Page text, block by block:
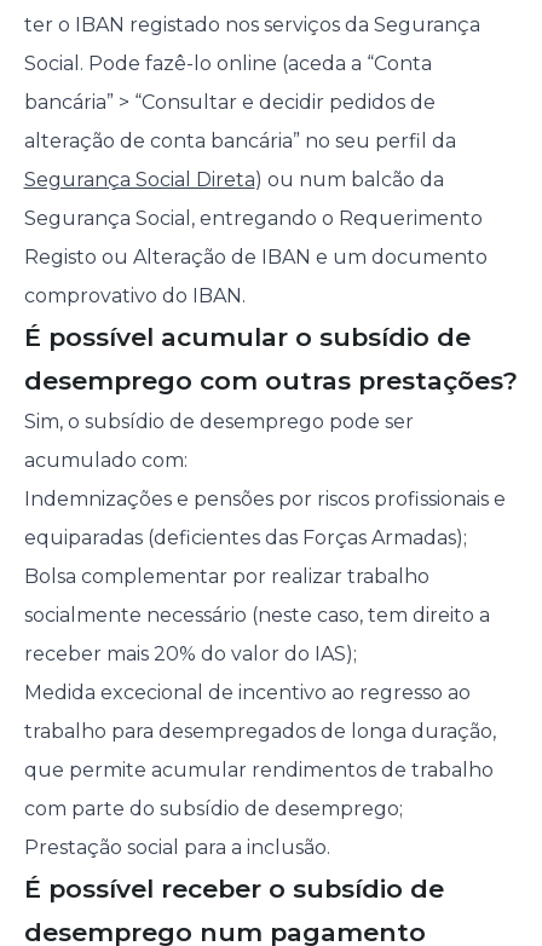
ter o IBAN registado nos serviços da Segurança
Social. Pode fazê-lo online (aceda a “Conta
bancária” > “Consultar e decidir pedidos de
alteração de conta bancária” no seu perfil da
Segurança Social Direta) ou num balcão da
Segurança Social, entregando o Requerimento
Registo ou Alteração de IBAN e um documento
comprovativo do IBAN.
É possível acumular o subsídio de
desemprego com outras prestações?
Sim, o subsídio de desemprego pode ser
acumulado com:
Indemnizações e pensões por riscos profissionais e
equiparadas (deficientes das Forças Armadas);
Bolsa complementar por realizar trabalho
socialmente necessário (neste caso, tem direito a
receber mais 20% do valor do IAS);
Medida excecional de incentivo ao regresso ao
trabalho para desempregados de longa duração,
que permite acumular rendimentos de trabalho
com parte do subsídio de desemprego;
Prestação social para a inclusão.
É possível receber o subsídio de
desemprego num pagamento